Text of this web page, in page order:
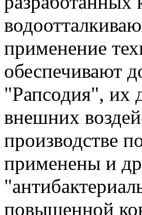
применение
обеспечивают
"Рапсодия", их
внешних
производстве
применены и
повышенной